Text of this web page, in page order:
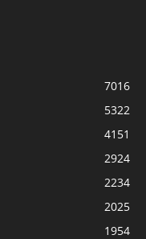
7016
5322
4151
2924
2234
2025
1954